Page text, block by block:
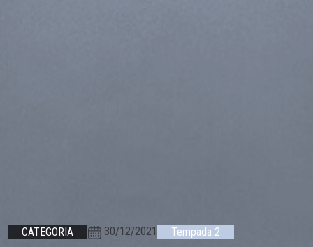
CATEGORIA 30/12/2021 Tempada 2